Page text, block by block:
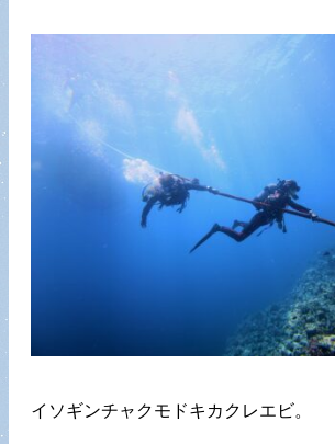
イソギンチャクモドキカクレエビ。